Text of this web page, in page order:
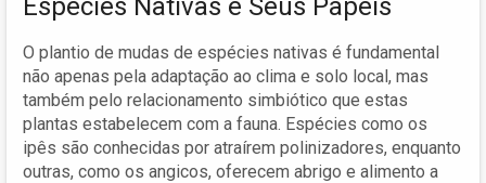
Espécies Nativas e Seus Papéis
O plantio de mudas de espécies nativas é fundamental
não apenas pela adaptação ao clima e solo local, mas
também pelo relacionamento simbiótico que estas
plantas estabelecem com a fauna. Espécies como os
ipês são conhecidas por atraírem polinizadores, enquanto
outras, como os angicos, oferecem abrigo e alimento a